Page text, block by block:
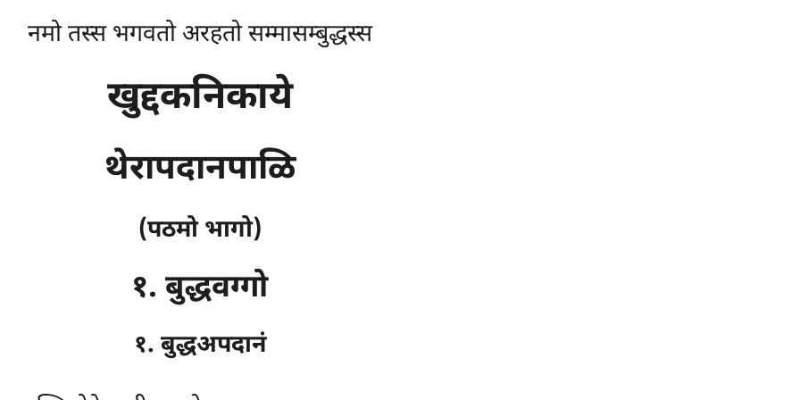
नमो तस्स भगवतो अरहतो सम्मासम्बुद्धस्स
खुद्दकनिकाये
थेरापदानपाळि
(पठमो भागो)
१. बुद्धवग्गो
१. बुद्धअपदानं